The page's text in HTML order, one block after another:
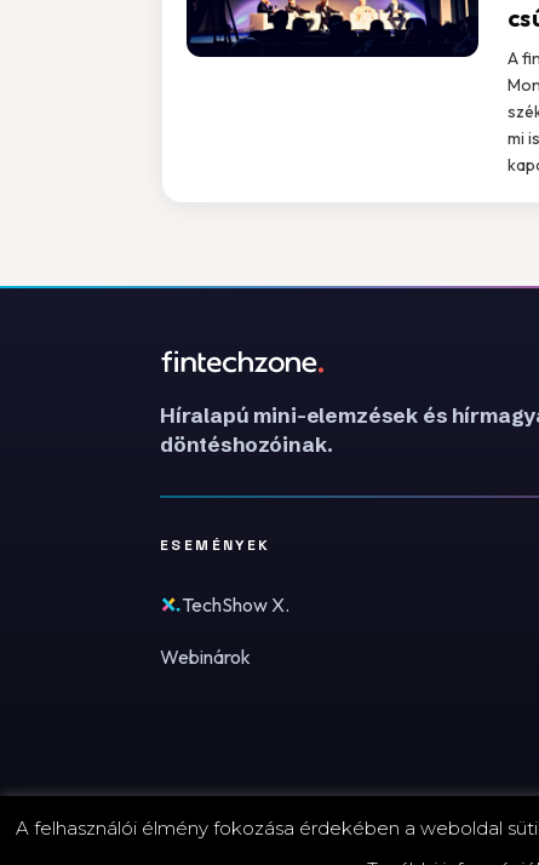
A
mi
Híralapú mini-elemzések és
döntéshozóinak.
ESEMÉNYEK
TechShow X.
Webinárok
© 2026 FinTechZone.hu - A FinTech Group Kft.
A felhasználói élmény fokozása érdekében a weboldal